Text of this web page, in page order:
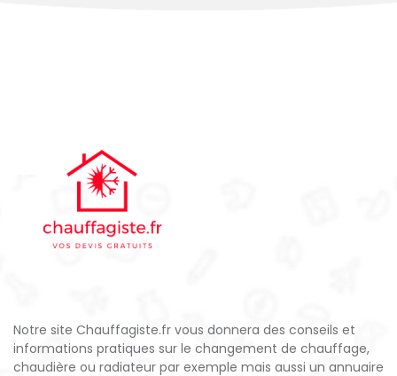
Notre site Chauffagiste.fr vous donnera des conseils et
informations pratiques sur le changement de chauffage,
chaudière ou radiateur par exemple mais aussi un annuaire